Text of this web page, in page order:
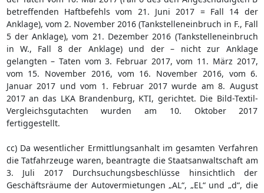
betreffenden Haftbefehls vom 21. Juni 2017 = Fall 14 der
Anklage), vom 2. November 2016 (Tankstelleneinbruch in F., Fall
5 der Anklage), vom 21. Dezember 2016 (Tankstelleneinbruch
in W., Fall 8 der Anklage) und der – nicht zur Anklage
gelangten – Taten vom 3. Februar 2017, vom 11. März 2017,
vom 15. November 2016, vom 16. November 2016, vom 6.
Januar 2017 und vom 1. Februar 2017 wurde am 8. August
2017 an das LKA Brandenburg, KTI, gerichtet. Die Bild-Textil-
Vergleichsgutachten wurden am 10. Oktober 2017
fertiggestellt.
cc) Da wesentlicher Ermittlungsanhalt im gesamten Verfahren
die Tatfahrzeuge waren, beantragte die Staatsanwaltschaft am
3. Juli 2017 Durchsuchungsbeschlüsse hinsichtlich der
Geschäftsräume der Autovermietungen „AL“, „EL“ und „d“, die